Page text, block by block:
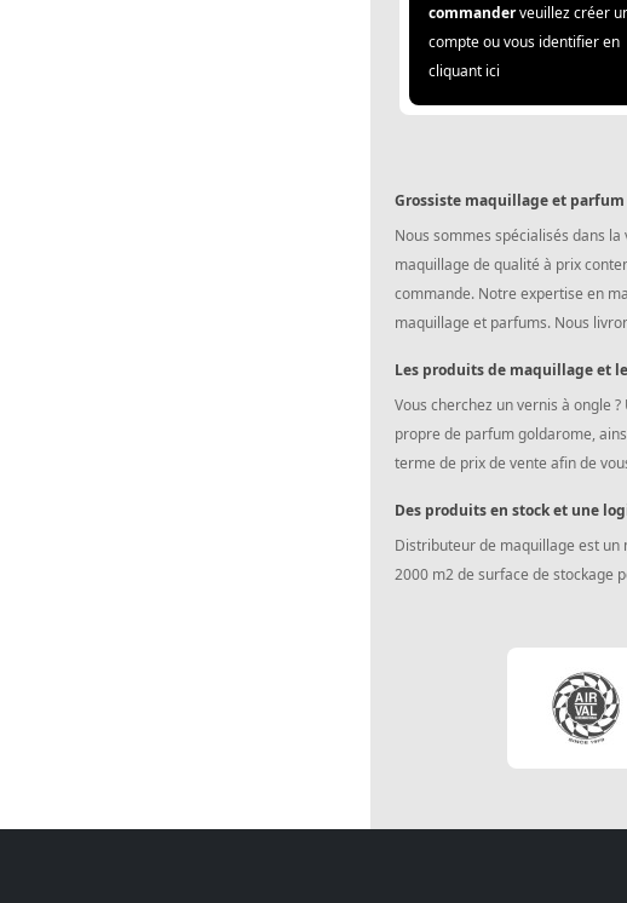
commanderveuillez créer
compte ou vous identifier en
cliquant ici
Grossiste maquillage et
Nous sommes spécialisés dans
maquillage de qualité à prix
commande. Notre expertise en
maquillage et parfums. Nous
Les produits de maquillage et
Vous cherchez un vernis à ongle
propre de parfum goldarome,
terme de prix de vente afin de
Des produits en stock et une
Distributeur de maquillage est un
2000 m2 de surface de stockage